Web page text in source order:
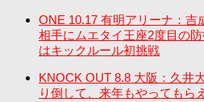
ONE 10.17 有明アリーナ：吉
相手にムエタイ王座2度目の
はキックルール初挑戦
KNOCK OUT 8.8 大阪：久井
り倒して、来年もやってもら